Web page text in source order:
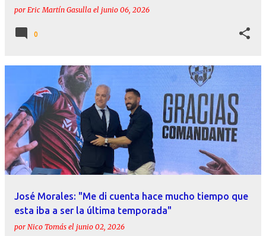
por Eric Martín Gasulla el junio 06, 2026
0
José Morales: "Me di cuenta hace mucho tiempo que
esta iba a ser la última temporada"
por Nico Tomás el junio 02, 2026